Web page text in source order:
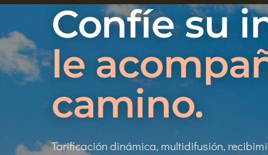
Confíe su
le
camino.
Tarificación dinámica, multidifusión,